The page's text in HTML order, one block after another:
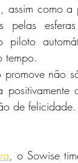
assim como
pelas
tempo.
não
de felicidade.
, o Sowise